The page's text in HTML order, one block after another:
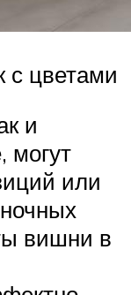
с цветами
и
могут
или
вишни в